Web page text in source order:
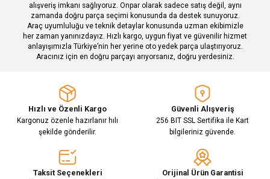
Gönder
alışveriş imkanı sağlıyoruz. Onpar olarak sadece satış değil, aynı
zamanda doğru parça seçimi konusunda da destek sunuyoruz.
Araç uyumluluğu ve teknik detaylar konusunda uzman ekibimizle
her zaman yanınızdayız. Hızlı kargo, uygun fiyat ve güvenilir hizmet
anlayışımızla Türkiye’nin her yerine oto yedek parça ulaştırıyoruz.
Aracınız için en doğru parçayı arıyorsanız, doğru yerdesiniz.
Hızlı ve Özenli Kargo
Kargonuz özenle hazırlanır hılı
şekilde gönderilir.
Güvenli Alışveriş
256 BIT SSL Sertifika ile Kart
bilgileriniz güvende.
Taksit Seçenekleri Orijinal Ürün Garantisi